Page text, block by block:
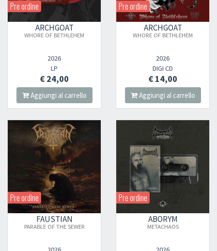
Pre ordine
ARCHGOAT
WHORE OF BETHLEHEM
2026
LP
€ 24,00
Aggiungi al carrello
Pre ordine
ARCHGOAT
WHORE OF BETHLEHEM
2026
DIGI CD
€ 14,00
Aggiungi al carrello
Pre ordine
FAUSTIAN
PARABLE OF THE SEWER
Pre ordine
ABORYM
METACHAOS